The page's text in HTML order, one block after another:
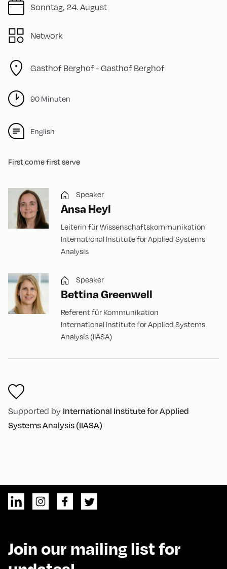
Sonntag, 24. August
Network
Gasthof Berghof - Gasthof Berghof
90 Minuten
English
First come first serve
Supported by International Institute for Applied
Systems Analysis (IIASA)
Speaker
Ansa Heyl
Leiterin für Wissenschaftskommunikation
International Institute for Applied Systems
Analysis
Speaker
Bettina Greenwell
Referent für Kommunikation
International Institute for Applied Systems
Analysis (IIASA)
Join our mailing list for